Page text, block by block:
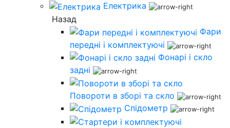
Електрика
Назад
Фари
передні і комплектуючі
Фонарі і скло
задні
Повороти в зборі та скло
Спідометр